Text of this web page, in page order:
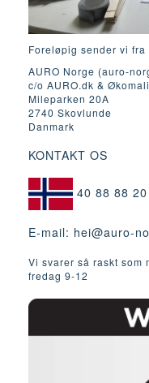
Foreløpig sender vi
AURO Norge (auro-
c/o AURO.dk &
Mileparken 20A
2740 Skovlunde
Danmark
KONTAKT OS
40 88 88 20
E-mail: hei@auro-
Vi svarer så raskt som
fredag ​​9-12